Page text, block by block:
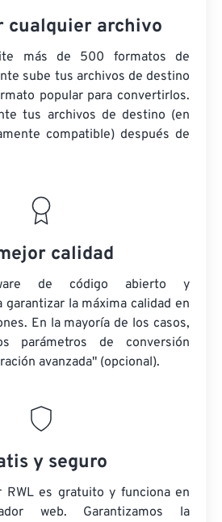
cualquier archivo
más de 500 formatos de
sube tus archivos de destino
popular para convertirlos.
tus archivos de destino (en
compatible) después de
calidad
de código abierto y
garantizar la máxima calidad en
En la mayoría de los casos,
parámetros de conversión
avanzada" (opcional).
y seguro
RWL es gratuito y funciona en
web. Garantizamos la